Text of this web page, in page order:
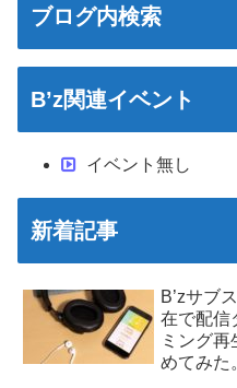
ブログ内検索
B’z関連イベント
イベント無し
新着記事
B’zサブ
在で配信
ミング
めてみた